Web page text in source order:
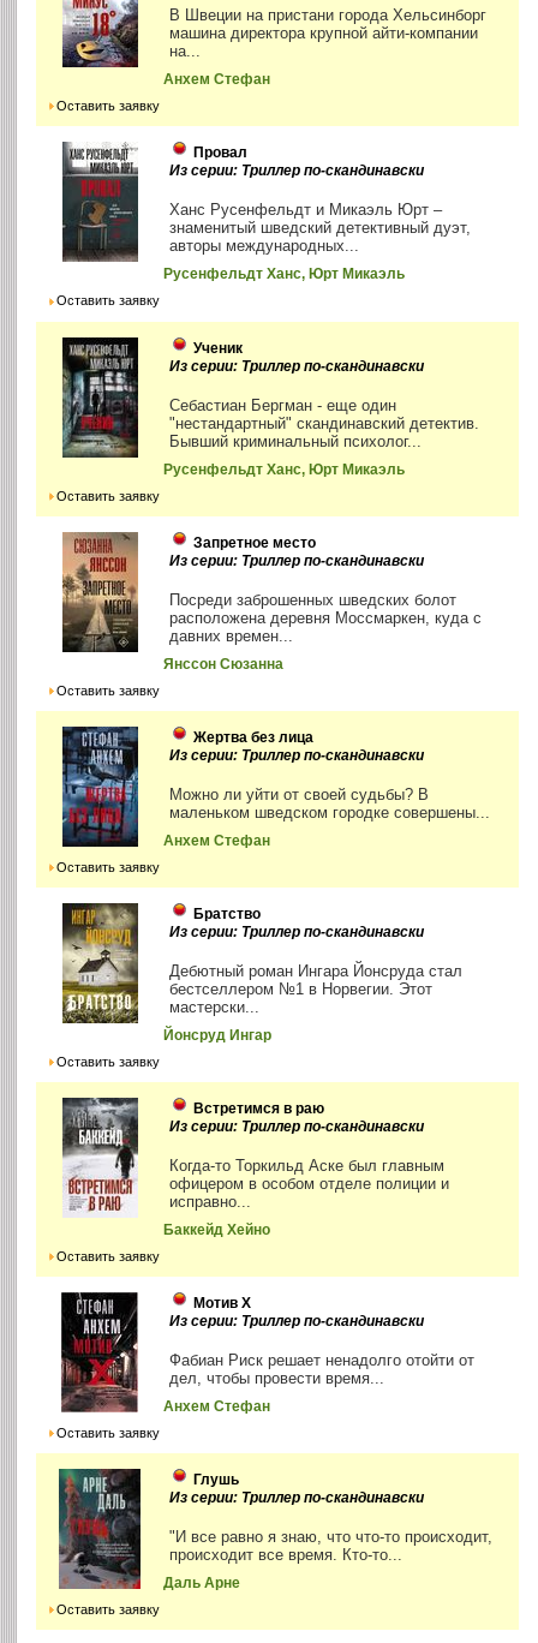
В Швеции на пристани города Хельсинборг
машина директора крупной айти-компании
на...
Анхем Стефан
Оставить заявку
Провал
Из серии: Триллер по-скандинавски
Ханс Русенфельдт и Микаэль Юрт –
знаменитый шведский детективный дуэт,
авторы международных...
Русенфельдт Ханс, Юрт Микаэль
Оставить заявку
Ученик
Из серии: Триллер по-скандинавски
Себастиан Бергман - еще один
"нестандартный" скандинавский детектив.
Бывший криминальный психолог...
Русенфельдт Ханс, Юрт Микаэль
Оставить заявку
Запретное место
Из серии: Триллер по-скандинавски
Посреди заброшенных шведских болот
расположена деревня Моссмаркен, куда с
давних времен...
Янссон Сюзанна
Оставить заявку
Жертва без лица
Из серии: Триллер по-скандинавски
Можно ли уйти от своей судьбы? В
маленьком шведском городке совершены...
Анхем Стефан
Оставить заявку
Братство
Из серии: Триллер по-скандинавски
Дебютный роман Ингара Йонсруда стал
бестселлером №1 в Норвегии. Этот
мастерски...
Йонсруд Ингар
Оставить заявку
Встретимся в раю
Из серии: Триллер по-скандинавски
Когда-то Торкильд Аске был главным
офицером в особом отделе полиции и
исправно...
Баккейд Хейно
Оставить заявку
Мотив Х
Из серии: Триллер по-скандинавски
Фабиан Риск решает ненадолго отойти от
дел, чтобы провести время...
Анхем Стефан
Оставить заявку
Глушь
Из серии: Триллер по-скандинавски
"И все равно я знаю, что что-то происходит,
происходит все время. Кто-то...
Даль Арне
Оставить заявку